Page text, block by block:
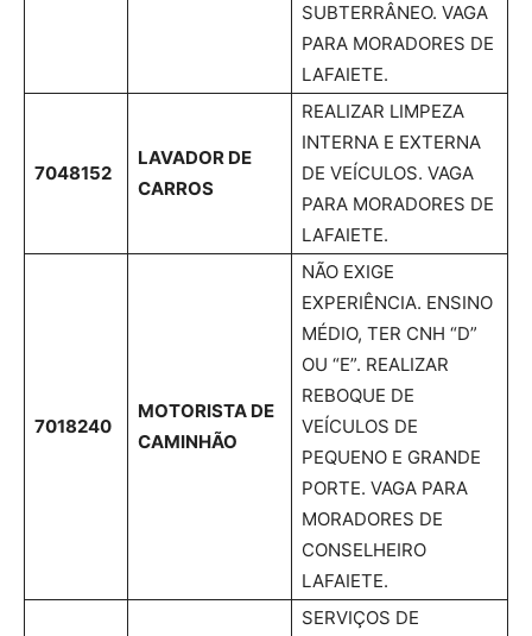
SUBTERRÂNEO. VAGA
PARA MORADORES DE
LAFAIETE.
7048152
LAVADOR DE
CARROS
REALIZAR LIMPEZA
INTERNA E EXTERNA
DE VEÍCULOS. VAGA
PARA MORADORES DE
LAFAIETE.
7018240
MOTORISTA DE
CAMINHÃO
NÃO EXIGE
EXPERIÊNCIA. ENSINO
MÉDIO, TER CNH “D”
OU “E”. REALIZAR
REBOQUE DE
VEÍCULOS DE
PEQUENO E GRANDE
PORTE. VAGA PARA
MORADORES DE
CONSELHEIRO
LAFAIETE.
SERVIÇOS DE